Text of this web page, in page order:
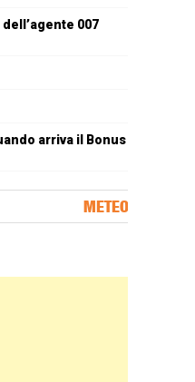
007
arriva il Bonus
METEO